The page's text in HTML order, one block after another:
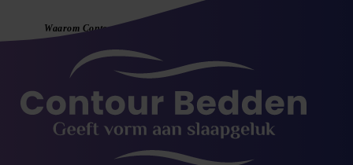
Waarom Contour Bedden